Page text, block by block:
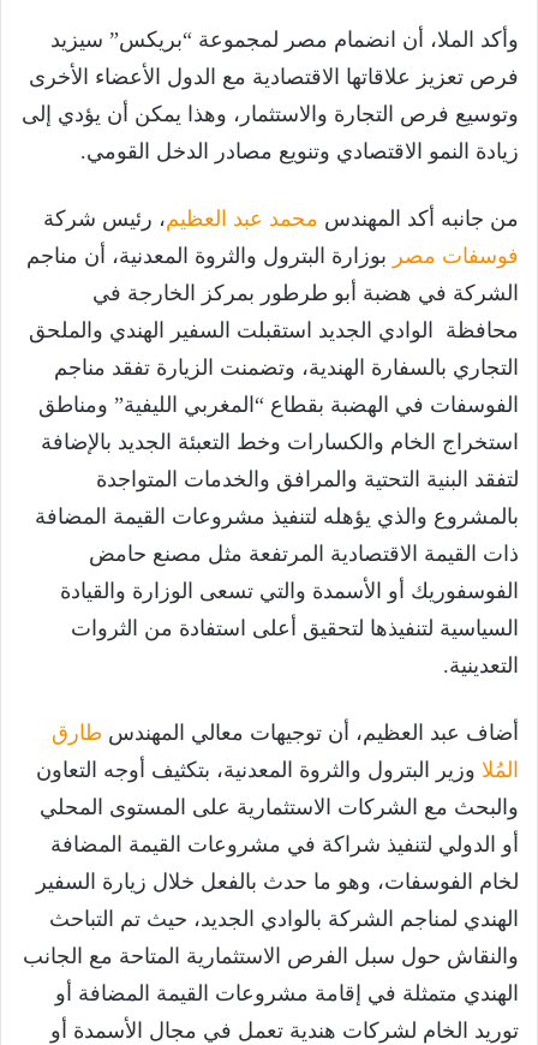
وأكد الملا، أن انضمام مصر لمجموعة “بريكس” سيزيد
فرص تعزيز علاقاتها الاقتصادية مع الدول الأعضاء الأخرى
وتوسيع فرص التجارة والاستثمار، وهذا يمكن أن يؤدي إلى
زيادة النمو الاقتصادي وتنويع مصادر الدخل القومي.
من جانبه أكد المهندس محمد عبد العظيم، رئيس شركة
فوسفات مصر بوزارة البترول والثروة المعدنية، أن مناجم
الشركة في هضبة أبو طرطور بمركز الخارجة في
محافظة الوادي الجديد استقبلت السفير الهندي والملحق
التجاري بالسفارة الهندية، وتضمنت الزيارة تفقد مناجم
الفوسفات في الهضبة بقطاع “المغربي الليفية” ومناطق
استخراج الخام والكسارات وخط التعبئة الجديد بالإضافة
لتفقد البنية التحتية والمرافق والخدمات المتواجدة
بالمشروع والذي يؤهله لتنفيذ مشروعات القيمة المضافة
ذات القيمة الاقتصادية المرتفعة مثل مصنع حامض
الفوسفوريك أو الأسمدة والتي تسعى الوزارة والقيادة
السياسية لتنفيذها لتحقيق أعلى استفادة من الثروات
التعدينية.
أضاف عبد العظيم، أن توجيهات معالي المهندس طارق
المُلا وزير البترول والثروة المعدنية، بتكثيف أوجه التعاون
والبحث مع الشركات الاستثمارية على المستوى المحلي
أو الدولي لتنفيذ شراكة في مشروعات القيمة المضافة
لخام الفوسفات، وهو ما حدث بالفعل خلال زيارة السفير
الهندي لمناجم الشركة بالوادي الجديد، حيث تم التباحث
والنقاش حول سبل الفرص الاستثمارية المتاحة مع الجانب
الهندي متمثلة في إقامة مشروعات القيمة المضافة أو
توريد الخام لشركات هندية تعمل في مجال الأسمدة أو